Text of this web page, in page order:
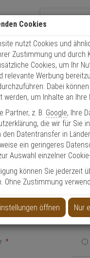
Mo. - Do.: 8:00
EXPERT-
Das
anlegen
& Anschrift
*
Cookies
nutzt Cookies und
Zustimmung und durch
Cookies, um Ihr
relevante Werbung
Dabei
werden, um Inhalte an
Partner, z. B. Google, Ihre
die wir für Sie
den Datentransfer in
ein geringeres
Auswahl einzelner
können Sie jederzeit
Ohne Zustimmung
öffnen Nur